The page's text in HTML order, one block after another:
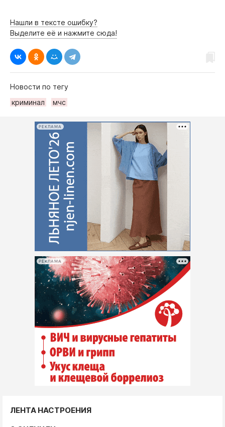
Работодатель года
Нашли в тексте ошибку?
Выделите её и нажмите сюда!
Новости по тегу
криминал
мчс
РЕКЛАМА
РЕКЛАМА
ЛЕНТА НАСТРОЕНИЯ